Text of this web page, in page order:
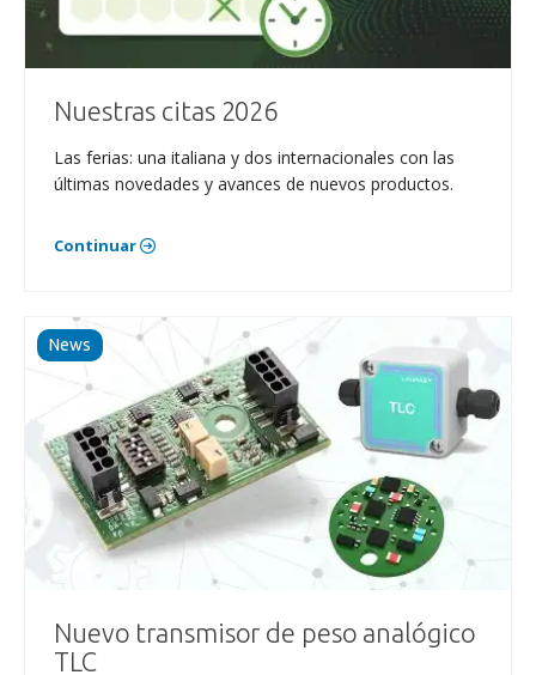
Nuestras citas 2026
Las ferias: una italiana y dos internacionales con las
últimas novedades y avances de nuevos productos.
Continuar
News
Nuevo transmisor de peso analógico
TLC